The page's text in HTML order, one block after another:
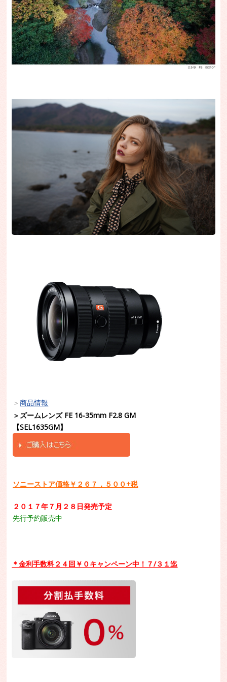
＞商品情報
＞ズームレンズ FE 16-35mm F2.8 GM
【SEL1635GM】
ソニーストア価格￥２６７，５００+税
２０１７年７月２８日発売予定
先行予約販売中
＊金利手数料２４回￥０キャンペーン中！７/３１迄